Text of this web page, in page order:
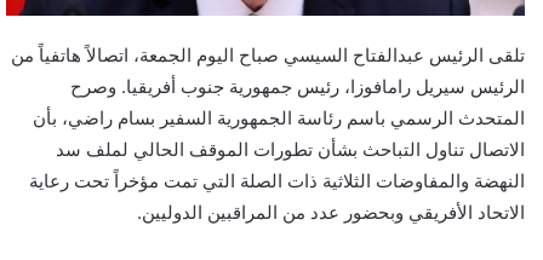
تلقى الرئيس عبدالفتاح السيسي صباح اليوم الجمعة، اتصالاً هاتفياً من
الرئيس سيريل رامافوزا، رئيس جمهورية جنوب أفريقيا. وصرح
المتحدث الرسمي باسم رئاسة الجمهورية السفير بسام راضي، بأن
الاتصال تناول التباحث بشأن تطورات الموقف الحالي لملف سد
النهضة والمفاوضات الثلاثية ذات الصلة التي تمت مؤخراً تحت رعاية
الاتحاد الأفريقي وبحضور عدد من المراقبين الدوليين.